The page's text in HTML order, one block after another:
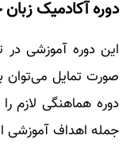
دوره آکادمیک
این دوره آموزشی در
صورت تمایل می‌توان
دوره هماهنگی لازم
جمله اهداف آموزشی